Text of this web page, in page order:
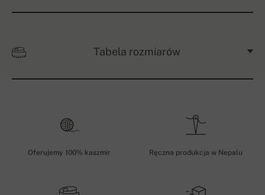
Tabela rozmiarów
Oferujemy 100% kaszmir Ręczna produkcja w Nepalu